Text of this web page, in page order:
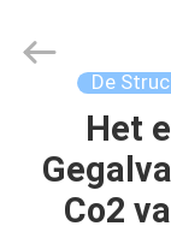
co.,ltd.
De
Het
Co2